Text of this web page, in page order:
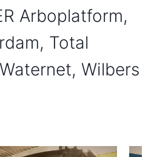
Arboplatform,
Total
Wilbers